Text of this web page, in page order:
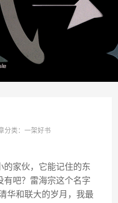
分类：一架好书
的家伙，它能记住的东
有吧？雷海宗这个名字
华和联大的岁月，我最